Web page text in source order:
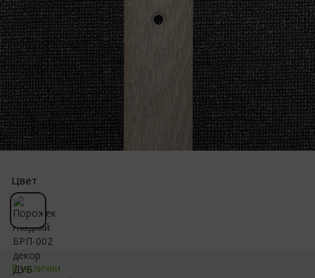
Цвет
В наличии